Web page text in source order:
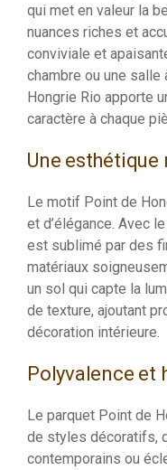
qui met en valeur la
nuances riches et
conviviale et
chambre ou une salle
Hongrie Rio apporte
caractère à chaque
Une
Le motif Point de
et d’élégance. Avec
est sublimé par des
matériaux
un sol qui capte la
de texture, ajoutant
décoration intérieure.
Polyvalence et
Le parquet Point de
de styles décoratifs,
contemporains ou